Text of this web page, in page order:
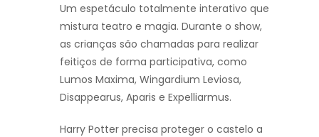
Um espetáculo totalmente interativo que
mistura teatro e magia. Durante o show,
as crianças são chamadas para realizar
feitiços de forma participativa, como
Lumos Maxima, Wingardium Leviosa,
Disappearus, Aparis e Expelliarmus.
Harry Potter precisa proteger o castelo a